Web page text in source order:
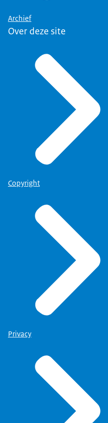
Archief
Over deze site
Copyright
Privacy